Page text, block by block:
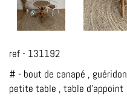
ref - 131192
# - bout de canapé , guéridon
petite table , table d'appoint